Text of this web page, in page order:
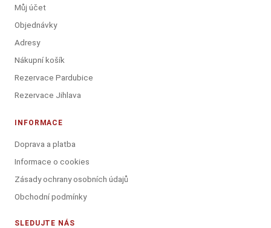
Můj účet
Objednávky
Adresy
Nákupní košík
Rezervace Pardubice
Rezervace Jihlava
INFORMACE
Doprava a platba
Informace o cookies
Zásady ochrany osobních údajů
Obchodní podmínky
SLEDUJTE NÁS